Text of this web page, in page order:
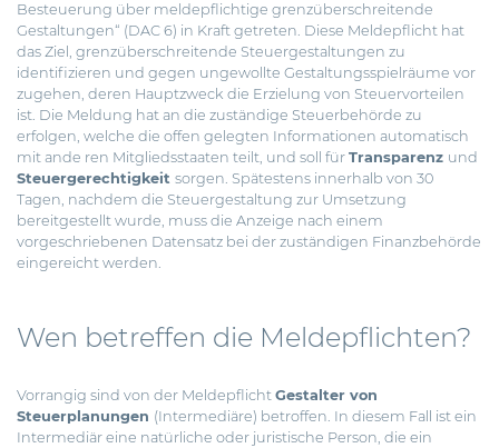
Besteuerung über meldepflichtige grenzüberschreitende
Gestaltungen“ (DAC 6) in Kraft getreten. Diese Meldepflicht hat
das Ziel, grenzüberschreitende Steuergestaltungen zu
identifizieren und gegen ungewollte Gestaltungsspielräume vor
zugehen, deren Hauptzweck die Erzielung von Steuervorteilen
ist. Die Meldung hat an die zuständige Steuerbehörde zu
erfolgen, welche die offen gelegten Informationen automatisch
mit ande ren Mitgliedsstaaten teilt, und soll für Transparenz und
Steuergerechtigkeit sorgen. Spätestens innerhalb von 30
Tagen, nachdem die Steuergestaltung zur Umsetzung
bereitgestellt wurde, muss die Anzeige nach einem
vorgeschriebenen Datensatz bei der zuständigen Finanzbehörde
eingereicht werden.
Wen betreffen die Meldepflichten?
Vorrangig sind von der Meldepflicht Gestalter von
Steuerplanungen (Intermediäre) betroffen. In diesem Fall ist ein
Intermediär eine natürliche oder juristische Person, die ein